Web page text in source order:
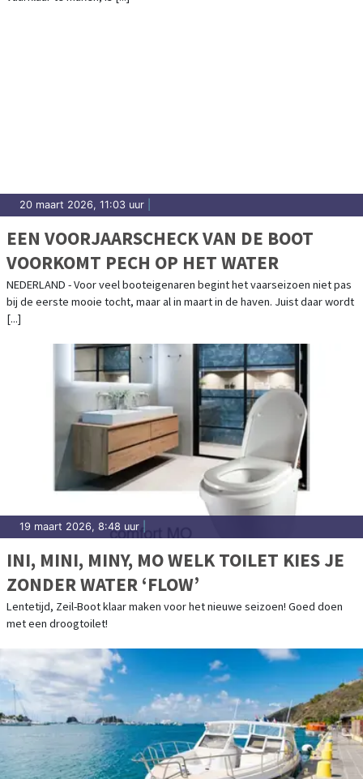
20 maart 2026, 11:03 uur
EEN VOORJAARSCHECK VAN DE BOOT
VOORKOMT PECH OP HET WATER
NEDERLAND - Voor veel booteigenaren begint het vaarseizoen niet pas
bij de eerste mooie tocht, maar al in maart in de haven. Juist daar wordt
[...]
19 maart 2026, 8:48 uur
INI, MINI, MINY, MO WELK TOILET KIES JE
ZONDER WATER ‘FLOW’
Lentetijd, Zeil-Boot klaar maken voor het nieuwe seizoen! Goed doen
met een droogtoilet!